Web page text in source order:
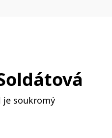
je soukromý